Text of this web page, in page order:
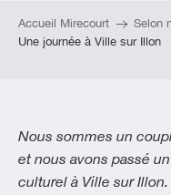
Accueil Mirecourt
Selon
Une journée à Ville sur Illon
Nous sommes un
et nous avons passé
culturel à Ville sur